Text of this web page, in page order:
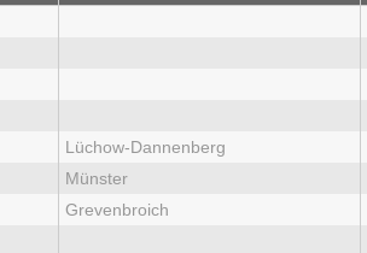
Lüchow-Dannenberg
Münster
Grevenbroich